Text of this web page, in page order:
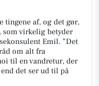
tingene af, og det gør,
som virkelig betyder
Emil. ”Det
om alt fra
til en vandretur, der
det ser ud til på